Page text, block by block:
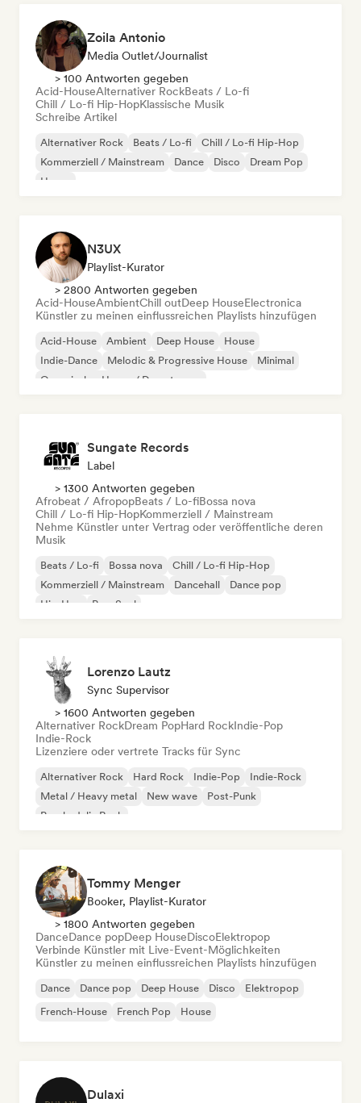
Zoila Antonio
Media Outlet/Journalist
> 100 Antworten gegeben
Acid-HouseAlternativer RockBeats / Lo-fi
Chill / Lo-fi Hip-HopKlassische Musik
Schreibe Artikel
Alternativer Rock Beats / Lo-fi
Chill / Lo-fi Hip-Hop
Kommerziell / Mainstream
Dance Disco
Dream Pop
House
N3UX
Playlist-Kurator
> 2800 Antworten gegeben
Acid-HouseAmbientChill outDeep HouseElectronica
Künstler zu meinen einflussreichen Playlists hinzufügen
Acid-House Ambient Deep House
House
Indie-Dance
Melodic & Progressive House
Minimal
Organischer House / Downtempo
Sungate Records
Label
> 1300 Antworten gegeben
Afrobeat / AfropopBeats / Lo-fiBossa nova
Chill / Lo-fi Hip-HopKommerziell / Mainstream
Nehme Künstler unter Vertrag oder veröffentliche deren
Musik
Beats / Lo-fi Bossa nova
Chill / Lo-fi Hip-Hop
Kommerziell / Mainstream
Dancehall
Dance pop
Hip-Hop
Pop-Soul
Lorenzo Lautz
Sync Supervisor
> 1600 Antworten gegeben
Alternativer RockDream PopHard RockIndie-Pop
Indie-Rock
Lizenziere oder vertrete Tracks für Sync
Alternativer Rock Hard Rock Indie-Pop
Indie-Rock
Metal / Heavy metal
New wave
Post-Punk
Psychedelic Rock
Tommy Menger
Booker, Playlist-Kurator
> 1800 Antworten gegeben
DanceDance popDeep HouseDiscoElektropop
Verbinde Künstler mit Live-Event-Möglichkeiten
Künstler zu meinen einflussreichen Playlists hinzufügen
Dance Dance pop Deep House Disco
Elektropop
French-House
French Pop House
Dulaxi